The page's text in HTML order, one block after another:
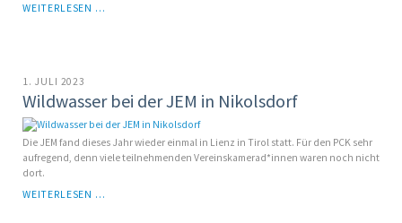
WEITERLESEN …
ZUR
1. JULI 2023
Wildwasser bei der JEM in Nikolsdorf
Die JEM fand dieses Jahr wieder einmal in Lienz in Tirol statt. Für den PCK sehr
aufregend, denn viele teilnehmenden Vereinskamerad*innen waren noch nicht
dort.
WEITERLESEN …